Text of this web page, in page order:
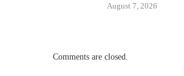
August 7, 2026
Comments are closed.